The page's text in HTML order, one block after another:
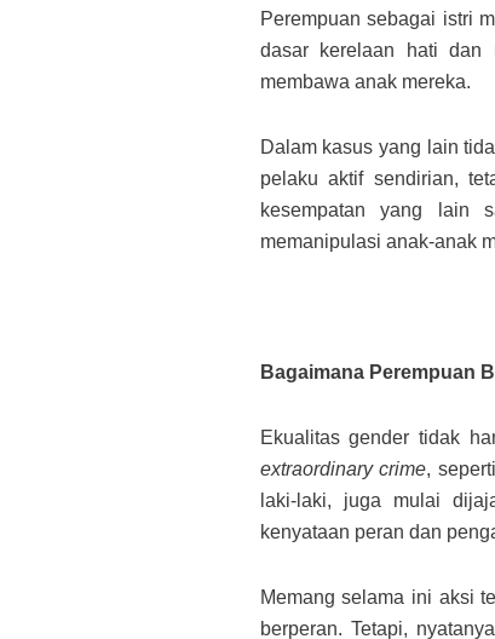
Perempuan sebagai istri
dasar kerelaan hati dan
membawa anak mereka.
Dalam kasus yang lain
pelaku aktif sendirian,
kesempatan yang lain
memanipulasi anak-anak
Bagaimana Perempuan
Ekualitas gender tidak
extraordinary crime,
laki-laki, juga mulai
kenyataan peran dan
Memang selama ini aksi
berperan. Tetapi,